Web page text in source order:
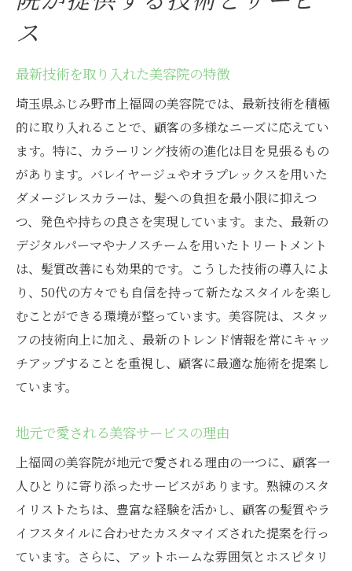
ス
最新技術を取り入れた美容院の特徴
埼玉県ふじみ野市上福岡の美容院では、最新技術を積極
的に取り入れることで、顧客の多様なニーズに応えてい
ます。特に、カラーリング技術の進化は目を見張るもの
があります。バレイヤージュやオラプレックスを用いた
ダメージレスカラーは、髪への負担を最小限に抑えつ
つ、発色や持ちの良さを実現しています。また、最新の
デジタルパーマやナノスチームを用いたトリートメント
は、髪質改善にも効果的です。こうした技術の導入によ
り、50代の方々でも自信を持って新たなスタイルを楽し
むことができる環境が整っています。美容院は、スタッ
フの技術向上に加え、最新のトレンド情報を常にキャッ
チアップすることを重視し、顧客に最適な施術を提案し
ています。
地元で愛される美容サービスの理由
上福岡の美容院が地元で愛される理由の一つに、顧客一
人ひとりに寄り添ったサービスがあります。熟練のスタ
イリストたちは、豊富な経験を活かし、顧客の髪質やラ
イフスタイルに合わせたカスタマイズされた提案を行っ
ています。さらに、アットホームな雰囲気とホスピタリ